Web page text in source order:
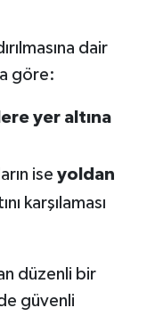
dair
göre:
yer altına
ise yoldan
karşılaması
düzenli bir
güvenli